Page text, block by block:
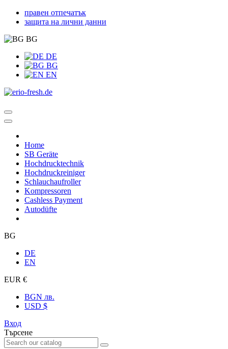
правен отпечатък
защита на лични данни
BG
DE
BG
EN
Home
SB Geräte
Hochdrucktechnik
Hochdruckreiniger
Schlauchaufroller
Kompressoren
Cashless Payment
Autodüfte
BG
DE
EN
EUR €
BGN лв.
USD $
Вход
Търсене